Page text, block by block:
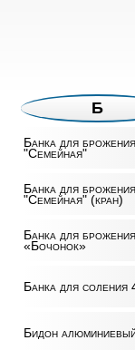
Б
Банка для брожения
"Семейная"
Банка для брожения
"Семейная" (кран)
Банка для брожения
«Бочонок»
Банка для соления
Бидон